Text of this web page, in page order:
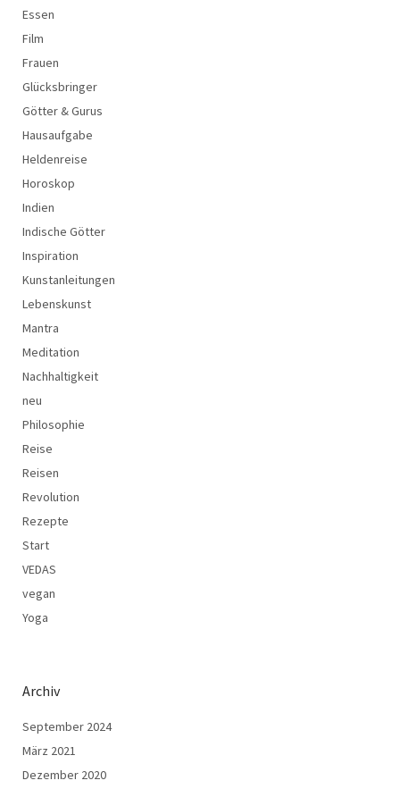
Essen
Film
Frauen
Glücksbringer
Götter & Gurus
Hausaufgabe
Heldenreise
Horoskop
Indien
Indische Götter
Inspiration
Kunstanleitungen
Lebenskunst
Mantra
Meditation
Nachhaltigkeit
neu
Philosophie
Reise
Reisen
Revolution
Rezepte
Start
VEDAS
vegan
Yoga
Archiv
September 2024
März 2021
Dezember 2020